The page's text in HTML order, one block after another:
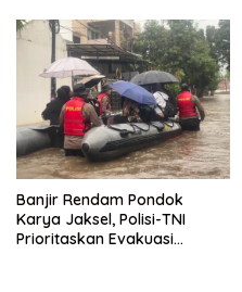
Banjir Rendam Pondok
Karya Jaksel, Polisi-TNI
Prioritaskan Evakuasi